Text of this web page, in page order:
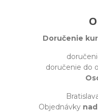
Doručenie
doručenie do
Objednávky